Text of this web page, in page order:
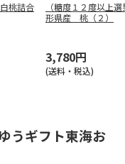
桃詰合
（糖度１２度以上
形県産 桃（２）
3,780円
(送料・税込)
うギフト東海お